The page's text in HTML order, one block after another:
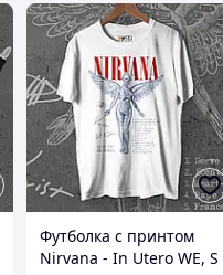
Футболка c принтом
Nirvana - In Utero WE, S